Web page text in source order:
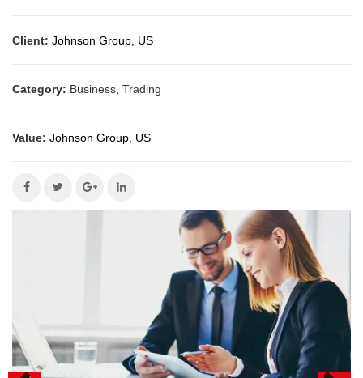
Client: Johnson Group, US
Category: Business Trading
Value: Johnson Group, US